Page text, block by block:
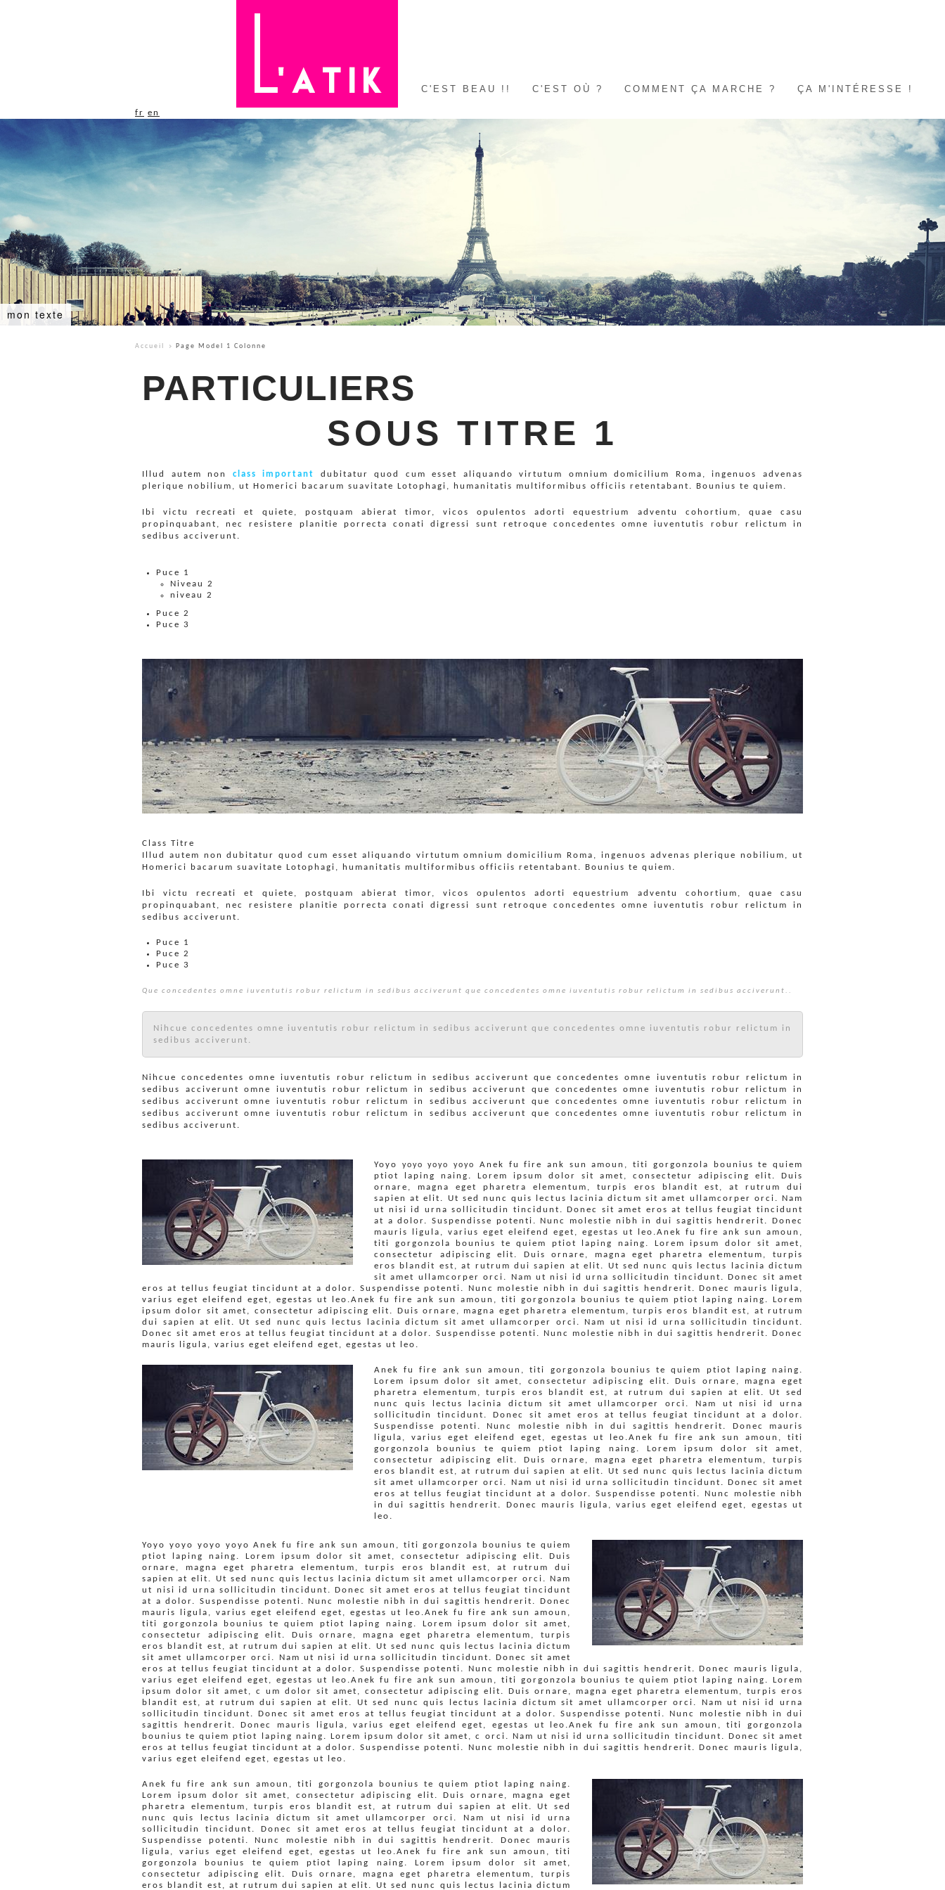
fr en
C'EST BEAU !! C'EST OÙ ? COMMENT ÇA MARCHE ? ÇA M'INTÉRESSE !
mon texte
Accueil Page Model 1 Colonne
PARTICULIERS
SOUS TITRE 1
Illud autem non class important
dubitatur quod cum esset aliquando virtutum omnium domicilium Roma, ingenuos advenas
plerique nobilium, ut Homerici bacarum suavitate Lotophagi, humanitatis multiformibus officiis retentabant. Bounius te quiem.
Ibi victu recreati et quiete, postquam abierat timor, vicos opulentos adorti equestrium adventu cohortium, quae casu
propinquabant, nec resistere planitie porrecta conati digressi sunt retroque concedentes omne iuventutis robur relictum in
sedibus acciverunt.
Puce 1
Niveau 2
niveau 2
Puce 2
Puce 3
Class Titre
Illud autem non dubitatur quod cum esset aliquando virtutum omnium domicilium Roma, ingenuos advenas plerique nobilium, ut
Homerici bacarum suavitate Lotophagi, humanitatis multiformibus officiis retentabant. Bounius te quiem.
Ibi victu recreati et quiete, postquam abierat timor, vicos opulentos adorti equestrium adventu cohortium, quae casu
propinquabant, nec resistere planitie porrecta conati digressi sunt retroque concedentes omne iuventutis robur relictum in
sedibus acciverunt.
Puce 1
Puce 2
Puce 3
Que concedentes omne iuventutis robur relictum in sedibus acciverunt que concedentes omne iuventutis robur relictum in sedibus acciverunt..
Nihcue concedentes omne iuventutis robur relictum in sedibus acciverunt que concedentes omne iuventutis robur relictum in
sedibus acciverunt.
Nihcue concedentes omne iuventutis robur relictum in sedibus acciverunt que concedentes omne iuventutis robur relictum in
sedibus acciverunt omne iuventutis robur relictum in sedibus acciverunt que concedentes omne iuventutis robur relictum in
sedibus acciverunt omne iuventutis robur relictum in sedibus acciverunt que concedentes omne iuventutis robur relictum in
sedibus acciverunt omne iuventutis robur relictum in sedibus acciverunt que concedentes omne iuventutis robur relictum in
sedibus acciverunt.
Yoyo yoyoyoyoyoyo Anek fu fire ank sun amoun, titi gorgonzola bounius te quiem
ptiot laping naing. Lorem ipsum dolor sit amet, consectetur adipiscing elit. Duis
ornare, magna eget pharetra elementum, turpis eros blandit est, at rutrum dui
sapien at elit. Ut sed nunc quis lectus lacinia dictum sit amet ullamcorper orci. Nam
ut nisi id urna sollicitudin tincidunt. Donec sit amet eros at tellus feugiat tincidunt
at a dolor. Suspendisse potenti. Nunc molestie nibh in dui sagittis hendrerit. Donec
mauris ligula, varius eget eleifend eget, egestas ut leo.Anek fu fire ank sun amoun,
titi gorgonzola bounius te quiem ptiot laping naing. Lorem ipsum dolor sit amet,
consectetur adipiscing elit. Duis ornare, magna eget pharetra elementum, turpis
eros blandit est, at rutrum dui sapien at elit. Ut sed nunc quis lectus lacinia dictum
sit amet ullamcorper orci. Nam ut nisi id urna sollicitudin tincidunt. Donec sit amet
eros at tellus feugiat tincidunt at a dolor. Suspendisse potenti. Nunc molestie nibh in dui sagittis hendrerit. Donec mauris ligula,
varius eget eleifend eget, egestas ut leo.Anek fu fire ank sun amoun, titi gorgonzola bounius te quiem ptiot laping naing. Lorem
ipsum dolor sit amet, consectetur adipiscing elit. Duis ornare, magna eget pharetra elementum, turpis eros blandit est, at rutrum
dui sapien at elit. Ut sed nunc quis lectus lacinia dictum sit amet ullamcorper orci. Nam ut nisi id urna sollicitudin tincidunt.
Donec sit amet eros at tellus feugiat tincidunt at a dolor. Suspendisse potenti. Nunc molestie nibh in dui sagittis hendrerit. Donec
mauris ligula, varius eget eleifend eget, egestas ut leo.
Anek fu fire ank sun amoun, titi gorgonzola bounius te quiem ptiot laping naing.
Lorem ipsum dolor sit amet, consectetur adipiscing elit. Duis ornare, magna eget
pharetra elementum, turpis eros blandit est, at rutrum dui sapien at elit. Ut sed
nunc quis lectus lacinia dictum sit amet ullamcorper orci. Nam ut nisi id urna
sollicitudin tincidunt. Donec sit amet eros at tellus feugiat tincidunt at a dolor.
Suspendisse potenti. Nunc molestie nibh in dui sagittis hendrerit. Donec mauris
ligula, varius eget eleifend eget, egestas ut leo.Anek fu fire ank sun amoun, titi
gorgonzola bounius te quiem ptiot laping naing. Lorem ipsum dolor sit amet,
consectetur adipiscing elit. Duis ornare, magna eget pharetra elementum, turpis
eros blandit est, at rutrum dui sapien at elit. Ut sed nunc quis lectus lacinia dictum
sit amet ullamcorper orci. Nam ut nisi id urna sollicitudin tincidunt. Donec sit amet
eros at tellus feugiat tincidunt at a dolor. Suspendisse potenti. Nunc molestie nibh
in dui sagittis hendrerit. Donec mauris ligula, varius eget eleifend eget, egestas ut
leo.
Yoyo yoyo yoyo yoyo Anek fu fire ank sun amoun, titi gorgonzola bounius te quiem
ptiot laping naing. Lorem ipsum dolor sit amet, consectetur adipiscing elit. Duis
ornare, magna eget pharetra elementum, turpis eros blandit est, at rutrum dui
sapien at elit. Ut sed nunc quis lectus lacinia dictum sit amet ullamcorper orci. Nam
ut nisi id urna sollicitudin tincidunt. Donec sit amet eros at tellus feugiat tincidunt
at a dolor. Suspendisse potenti. Nunc molestie nibh in dui sagittis hendrerit. Donec
mauris ligula, varius eget eleifend eget, egestas ut leo.Anek fu fire ank sun amoun,
titi gorgonzola bounius te quiem ptiot laping naing. Lorem ipsum dolor sit amet,
consectetur adipiscing elit. Duis ornare, magna eget pharetra elementum, turpis
eros blandit est, at rutrum dui sapien at elit. Ut sed nunc quis lectus lacinia dictum
sit amet ullamcorper orci. Nam ut nisi id urna sollicitudin tincidunt. Donec sit amet
eros at tellus feugiat tincidunt at a dolor. Suspendisse potenti. Nunc molestie nibh in dui sagittis hendrerit. Donec mauris ligula,
varius eget eleifend eget, egestas ut leo.Anek fu fire ank sun amoun, titi gorgonzola bounius te quiem ptiot laping naing. Lorem
ipsum dolor sit amet, c um dolor sit amet, consectetur adipiscing elit. Duis ornare, magna eget pharetra elementum, turpis eros
blandit est, at rutrum dui sapien at elit. Ut sed nunc quis lectus lacinia dictum sit amet ullamcorper orci. Nam ut nisi id urna
sollicitudin tincidunt. Donec sit amet eros at tellus feugiat tincidunt at a dolor. Suspendisse potenti. Nunc molestie nibh in dui
sagittis hendrerit. Donec mauris ligula, varius eget eleifend eget, egestas ut leo.Anek fu fire ank sun amoun, titi gorgonzola
bounius te quiem ptiot laping naing. Lorem ipsum dolor sit amet, c orci. Nam ut nisi id urna sollicitudin tincidunt. Donec sit amet
eros at tellus feugiat tincidunt at a dolor. Suspendisse potenti. Nunc molestie nibh in dui sagittis hendrerit. Donec mauris ligula,
varius eget eleifend eget, egestas ut leo.
Anek fu fire ank sun amoun, titi gorgonzola bounius te quiem ptiot laping naing.
Lorem ipsum dolor sit amet, consectetur adipiscing elit. Duis ornare, magna eget
pharetra elementum, turpis eros blandit est, at rutrum dui sapien at elit. Ut sed
nunc quis lectus lacinia dictum sit amet ullamcorper orci. Nam ut nisi id urna
sollicitudin tincidunt. Donec sit amet eros at tellus feugiat tincidunt at a dolor.
Suspendisse potenti. Nunc molestie nibh in dui sagittis hendrerit. Donec mauris
ligula, varius eget eleifend eget, egestas ut leo.Anek fu fire ank sun amoun, titi
gorgonzola bounius te quiem ptiot laping naing. Lorem ipsum dolor sit amet,
consectetur adipiscing elit. Duis ornare, magna eget pharetra elementum, turpis
eros blandit est, at rutrum dui sapien at elit. Ut sed nunc quis lectus lacinia dictum